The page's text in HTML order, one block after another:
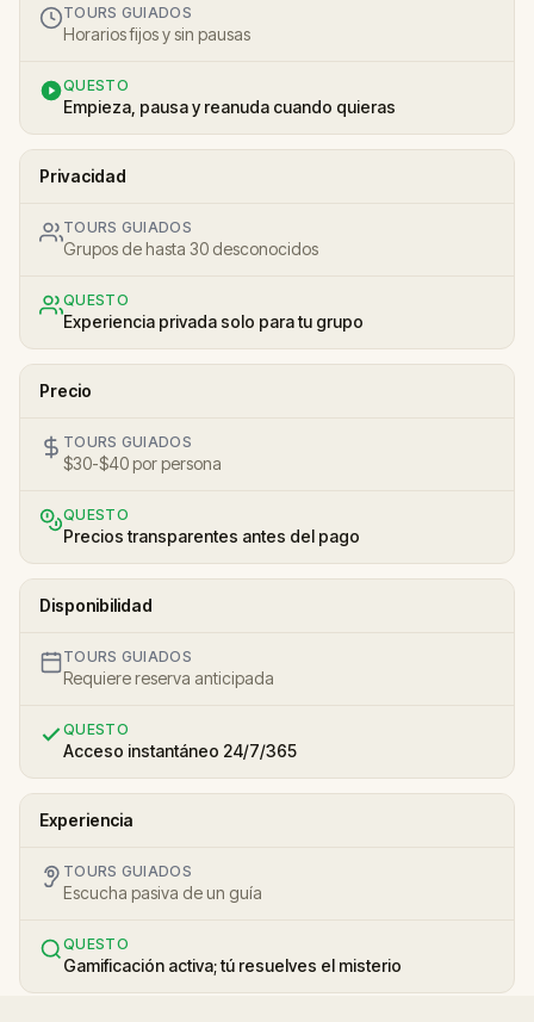
TOURS GUIADOS
Horarios fijos y sin pausas
QUESTO
Empieza, pausa y reanuda cuando quieras
Privacidad
TOURS GUIADOS
Grupos de hasta 30 desconocidos
QUESTO
Experiencia privada solo para tu grupo
Precio
TOURS GUIADOS
$30-$40 por persona
QUESTO
Precios transparentes antes del pago
Disponibilidad
TOURS GUIADOS
Requiere reserva anticipada
QUESTO
Acceso instantáneo 24/7/365
Experiencia
TOURS GUIADOS
Escucha pasiva de un guía
QUESTO
Gamificación activa; tú resuelves el misterio